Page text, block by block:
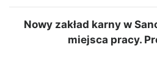
Nowy zakład karny w
miejsca pracy.